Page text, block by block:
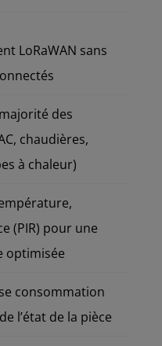
LoRaWAN sans
des
chaudières,
à chaleur)
(PIR) pour une
optimisée
consommation
l’état de la pièce